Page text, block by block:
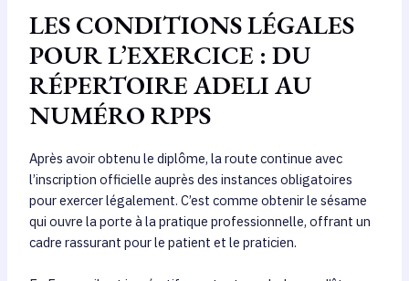
LES CONDITIONS LÉGALES
POUR L’EXERCICE : DU
RÉPERTOIRE ADELI AU
NUMÉRO RPPS
Après avoir obtenu le diplôme, la route continue avec
l’inscription officielle auprès des instances obligatoires
pour exercer légalement. C’est comme obtenir le sésame
qui ouvre la porte à la pratique professionnelle, offrant un
cadre rassurant pour le patient et le praticien.